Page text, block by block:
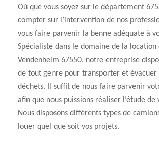
Où que vous soyez sur le département
compter sur l’intervention de nos
vous faire parvenir la benne adéquate à
Spécialiste dans le domaine de la location
Vendenheim 67550, notre entreprise
de tout genre pour transporter et évacuer
déchets. Il suffit de nous faire parvenir
afin que nous puissions réaliser l’étude de
Nous disposons différents types de
louer quel que soit vos projets.